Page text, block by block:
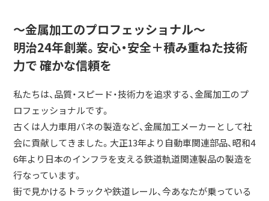
～金属加工のプロフェッショナル～
明治24年創業。安心・安全＋積み重ねた技術
力で 確かな信頼を
私たちは、品質・スピード・技術力を追求する、金属加工のプ
ロフェッショナルです。
古くは人力車用バネの製造など、金属加工メーカーとして社
会に貢献してきました。大正13年より自動車関連部品、昭和4
6年より日本のインフラを支える鉄道軌道関連製品の製造を
行なっています。
街で見かけるトラックや鉄道レール、今あなたが乗っている